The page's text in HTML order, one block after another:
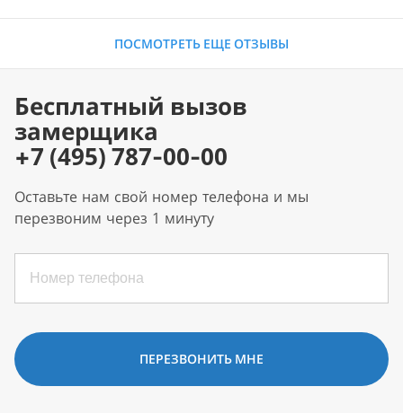
ПОСМОТРЕТЬ ЕЩЕ ОТЗЫВЫ
Бесплатный вызов
замерщика
+7 (495) 787-00-00
Оставьте нам свой номер телефона и мы
перезвоним через 1 минуту
ПЕРЕЗВОНИТЬ МНЕ